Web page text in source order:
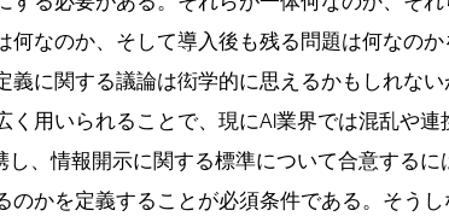
何なのか、そして導入後も残る問題は何なのか
に関する議論は衒学的に思えるかもしれない
く用いられることで、現にAI業界では混乱や連
、情報開示に関する標準について合意するに
のかを定義することが必須条件である。そうし